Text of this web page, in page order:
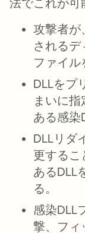
攻撃者が
されるデ
ファイル
DLLをプ
まいに
ある感染
DLLリダ
更するこ
あるDLL
る。
感染DLL
撃、フィ